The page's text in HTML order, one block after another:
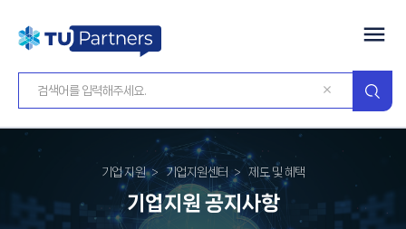
기업 지원 기업지원센터 제도 및 혜택
기업지원 공지사항